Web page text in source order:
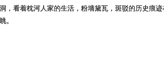
，看着枕河人家的生活，粉墙黛瓦，斑驳的历史痕
眺。